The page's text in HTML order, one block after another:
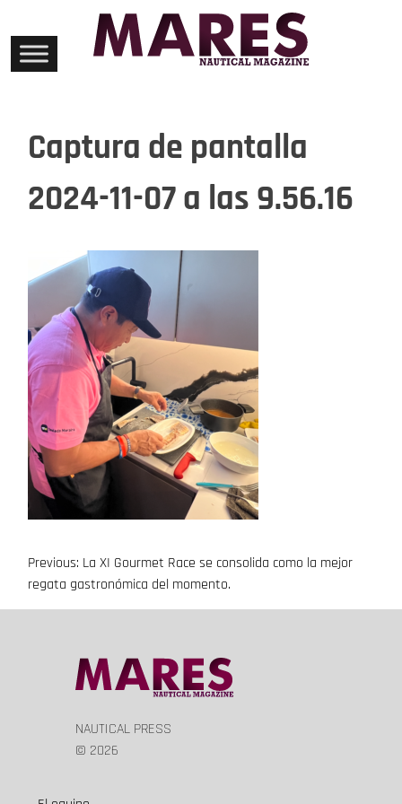
content
Captura de pantalla
2024-11-07 a las 9.56.16
Navegación
Previous: La XI Gourmet Race se consolida como la mejor
regata gastronómica del momento.
NAUTICAL PRESS
© 2026